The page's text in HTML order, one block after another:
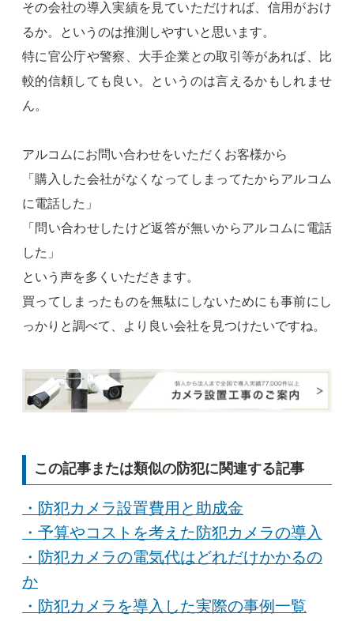
その会社の導入実績を見ていただければ、信用がおけ
るか。というのは推測しやすいと思います。
特に官公庁や警察、大手企業との取引等があれば、比
較的信頼しても良い。というのは言えるかもしれませ
ん。
アルコムにお問い合わせをいただくお客様から
「購入した会社がなくなってしまってたからアルコム
に電話した」
「問い合わせしたけど返答が無いからアルコムに電話
した」
という声を多くいただきます。
買ってしまったものを無駄にしないためにも事前にし
っかりと調べて、より良い会社を見つけたいですね。
この記事または類似の防犯に関連する記事
・防犯カメラ設置費用と助成金
・予算やコストを考えた防犯カメラの導入
・防犯カメラの電気代はどれだけかかるの
か
・防犯カメラを導入した実際の事例一覧